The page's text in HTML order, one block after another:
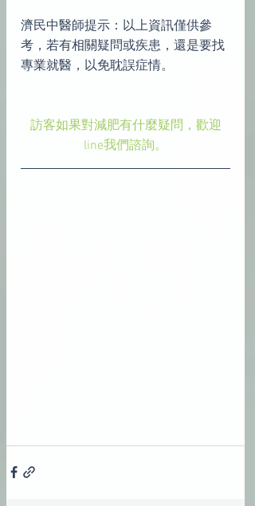
濟民中醫師提示：以上資訊僅供參
考，若有相關疑問或疾患，還是要找
專業就醫，以免耽誤症情。
訪客如果對減肥有什麼疑問，歡迎
line我們諮詢。